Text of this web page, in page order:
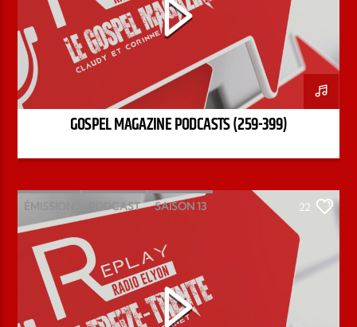
GOSPEL MAGAZINE PODCASTS (259-399)
ÉMISSION PODCAST SAISON 13
STÉPHANE CHANDONNET
22